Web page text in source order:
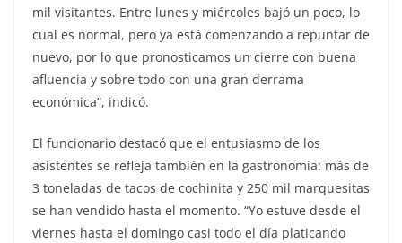
mil visitantes. Entre lunes y miércoles bajó un poco, lo
cual es normal, pero ya está comenzando a repuntar de
nuevo, por lo que pronosticamos un cierre con buena
afluencia y sobre todo con una gran derrama
económica”, indicó.
El funcionario destacó que el entusiasmo de los
asistentes se refleja también en la gastronomía: más de
3 toneladas de tacos de cochinita y 250 mil marquesitas
se han vendido hasta el momento. “Yo estuve desde el
viernes hasta el domingo casi todo el día platicando